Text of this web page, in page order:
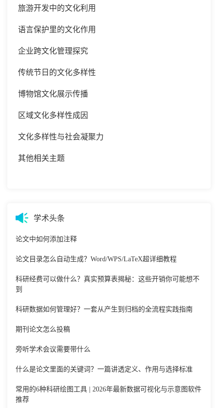
旅游开发中的文化利用
语言保护里的文化作用
企业跨文化管理探究
传统节日的文化多样性
博物馆文化展示传播
区域文化多样性成因
文化多样性与社会凝聚力
其他相关主题
学术头条
论文中如何添加注释
论文目录怎么自动生成？Word/WPS/LaTeX超详细教程
科研经费可以做什么？真实预算表揭秘：这些开销你可能想不
到
科研数据如何管理好？一套从产生到归档的全流程实践指南
期刊论文怎么投稿
旁听学术会议需要带什么
什么是论文里面的关键词？一篇讲透定义、作用与选择标准
常用的6种科研绘图工具 | 2026年最新数据可视化与示意图软件
推荐